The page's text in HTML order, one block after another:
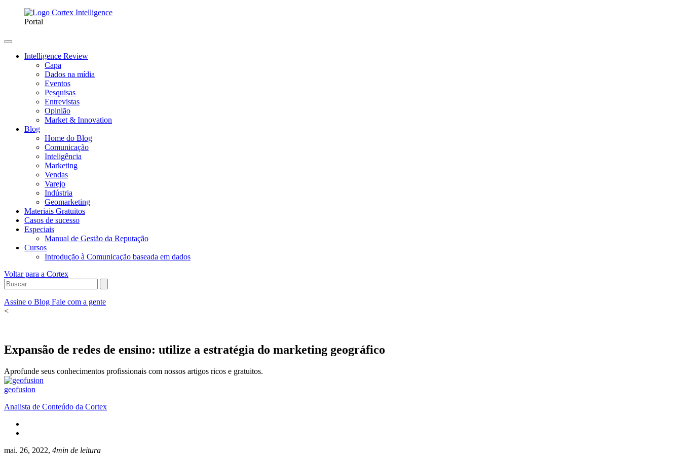
Portal
Intelligence Review
Capa
Dados na mídia
Eventos
Pesquisas
Entrevistas
Opinião
Market & Innovation
Blog
Home do Blog
Comunicação
Inteligência
Marketing
Vendas
Varejo
Indústria
Geomarketing
Materiais Gratuitos
Casos de sucesso
Especiais
Manual de Gestão da Reputação
Cursos
Introdução à Comunicação baseada em dados
Voltar para a Cortex
Assine o Blog Fale com a gente
<
Expansão de redes de ensino: utilize a estratégia do marketing geográfico
Aprofunde seus conhecimentos profissionais com nossos artigos ricos e gratuitos.
geofusion
Analista de Conteúdo da Cortex
mai. 26, 2022, 4min de leitura